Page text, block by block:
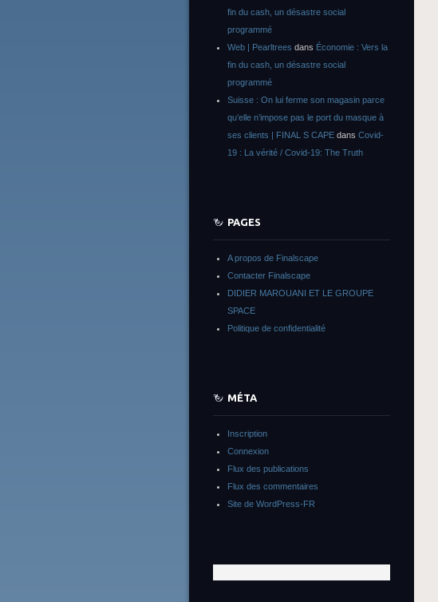
fin du cash, un désastre social
programmé
Web | Pearltrees dans Économie : Vers la
fin du cash, un désastre social
programmé
Suisse : On lui ferme son magasin parce
qu’elle n’impose pas le port du masque à
ses clients | FINAL S CAPE dans Covid-
19 : La vérité / Covid-19: The Truth
PAGES
A propos de Finalscape
Contacter Finalscape
DIDIER MAROUANI ET LE GROUPE
SPACE
Politique de confidentialité
MÉTA
Inscription
Connexion
Flux des publications
Flux des commentaires
Site de WordPress-FR